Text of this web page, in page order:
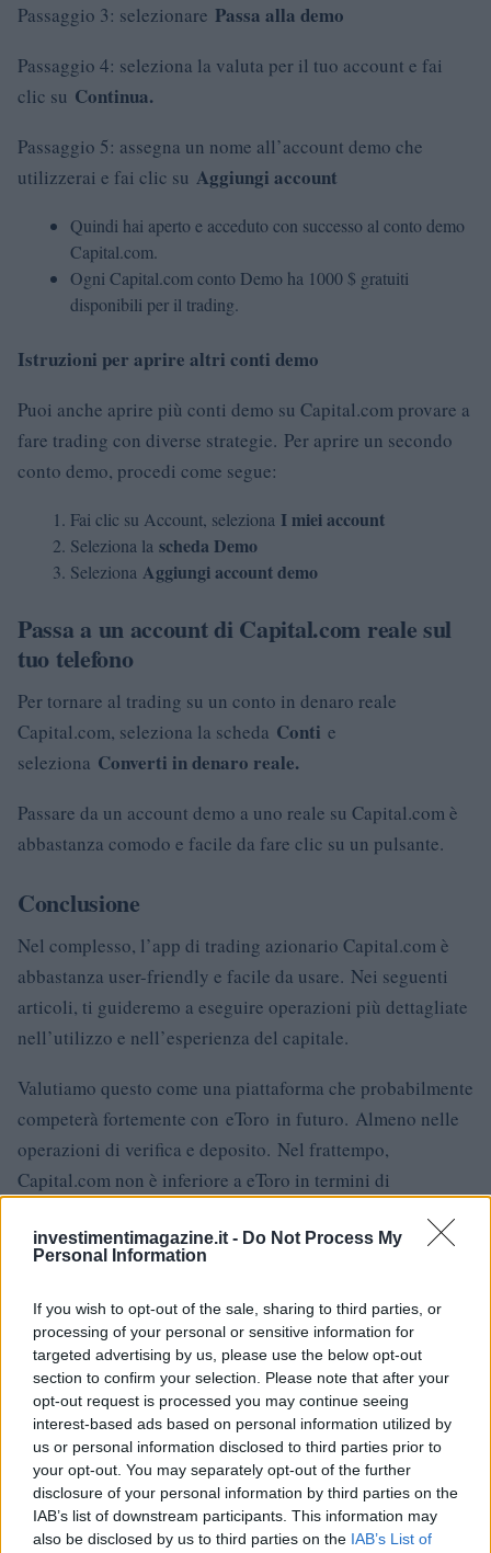
investimentimagazine.it - Do Not Process My
Personal Information
If you wish to opt-out of the sale, sharing to third parties, or
processing of your personal or sensitive information for
targeted advertising by us, please use the below opt-out
section to confirm your selection. Please note that after your
opt-out request is processed you may continue seeing
interest-based ads based on personal information utilized by
us or personal information disclosed to third parties prior to
your opt-out. You may separately opt-out of the further
disclosure of your personal information by third parties on the
IAB’s list of downstream participants. This information may
also be disclosed by us to third parties on the IAB’s List of
Passaggio 3: selezionare Passa alla demo
Passaggio 4: seleziona la valuta per il tuo account e fai
clic su Continua.
Passaggio 5: assegna un nome all’account demo che
utilizzerai e fai clic su Aggiungi account
Quindi hai aperto e acceduto con successo al conto demo
Capital.com.
Ogni Capital.com conto Demo ha 1000 $ gratuiti
disponibili per il trading.
Istruzioni per aprire altri conti demo
Puoi anche aprire più conti demo su Capital.com provare a
fare trading con diverse strategie. Per aprire un secondo
conto demo, procedi come segue:
Fai clic su Account, seleziona I miei account
Seleziona la scheda Demo
Seleziona Aggiungi account demo
Passa a un account di Capital.com reale sul
tuo telefono
Per tornare al trading su un conto in denaro reale
Capital.com, seleziona la scheda Conti e
seleziona Converti in denaro reale.
Passare da un account demo a uno reale su Capital.com è
abbastanza comodo e facile da fare clic su un pulsante.
Conclusione
Nel complesso, l’app di trading azionario Capital.com è
abbastanza user-friendly e facile da usare. Nei seguenti
articoli, ti guideremo a eseguire operazioni più dettagliate
nell’utilizzo e nell’esperienza del capitale.
Valutiamo questo come una piattaforma che probabilmente
competerà fortemente con eToro in futuro. Almeno nelle
operazioni di verifica e deposito. Nel frattempo,
Capital.com non è inferiore a eToro in termini di
AUTORE
Giorgia Stromeo